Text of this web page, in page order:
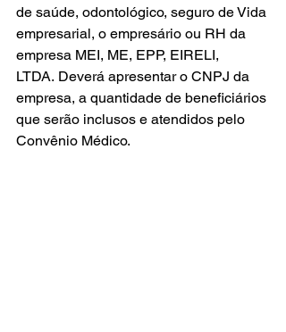
de saúde, odontológico, seguro de Vida
empresarial, o empresário ou RH da
empresa MEI, ME, EPP, EIRELI,
LTDA. Deverá apresentar o CNPJ da
empresa, a quantidade de beneficiários
que serão inclusos e atendidos pelo
Convênio Médico.